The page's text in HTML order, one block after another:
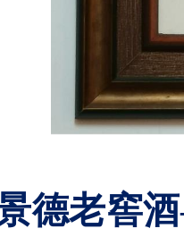
德老窖